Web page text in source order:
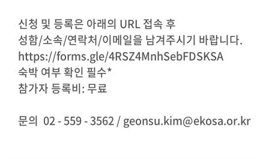
신청 및 등록은 아래의 URL 접속 후
성함/소속/연락처/이메일을 남겨주시기 바랍니다.
https://forms.gle/4RSZ4MnhSebFDSKSA
숙박 여부 확인 필수*
참가자 등록비: 무료
문의 02 - 559 - 3562 / geonsu.kim@ekosa.or.kr